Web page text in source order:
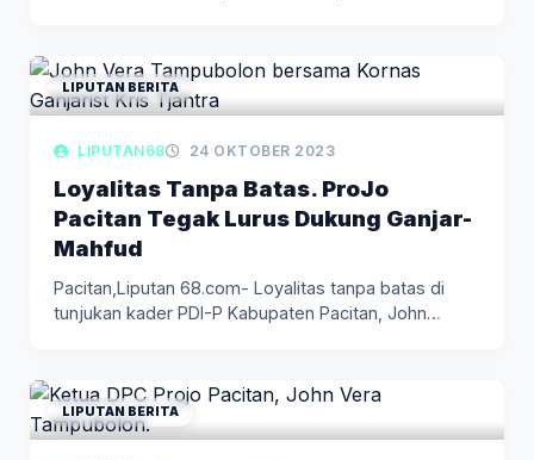
LIPUTAN BERITA
LIPUTAN68 24 OKTOBER 2023
Loyalitas Tanpa Batas. ProJo
Pacitan Tegak Lurus Dukung Ganjar-
Mahfud
Pacitan,Liputan 68.com- Loyalitas tanpa batas di
tunjukan kader PDI-P Kabupaten Pacitan, John…
LIPUTAN BERITA